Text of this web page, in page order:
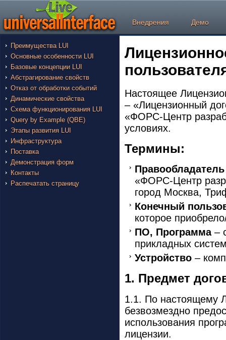
Внедрения Демо
Преимущества LUI
Основные особенности LUI
Базовые концепции LUI
Абстрагирование свойств
Отказ от обработки событий
Динамические свойства
Схема функционирования LUI
Query by Example (QBE)
Этапы развития LUI
Инфраструктура
Поставка
Демонстрация форм
Контакты
Распечатать страницу
Настоящее
– «Лицензионный
«ФОРС-Центр
условиях.
Термины:
Правообладатель
«ФОРС-Центр
город Москва,
Конечный
которое
ПО, Программа–
прикладных
Устройство –
1. Предмет
1.1. По настоящему
безвозмездно
использования
лицензии.